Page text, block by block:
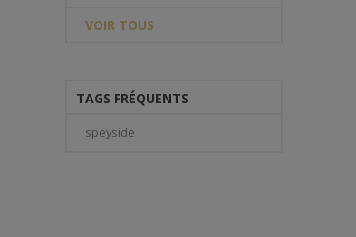
VOIR TOUS
TAGS FRÉQUENTS
speyside